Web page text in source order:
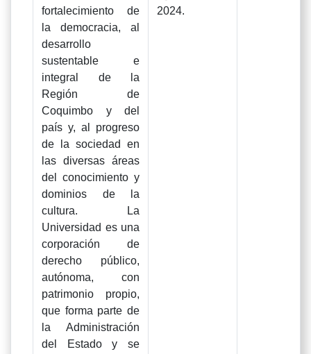
fortalecimiento de
la democracia, al
desarrollo
sustentable e
integral de la
Región de
Coquimbo y del
país y, al progreso
de la sociedad en
las diversas áreas
del conocimiento y
dominios de la
cultura. La
Universidad es una
corporación de
derecho público,
autónoma, con
patrimonio propio,
que forma parte de
la Administración
del Estado y se
2024.